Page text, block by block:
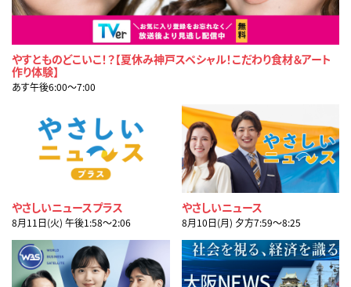
やすとものどこいこ！？【夏休み神戸スペシャル！こだわり食材＆アート
作り体験】
あす午後6:00〜7:00
やさしいニュースプラス
8月11日(火) 午後1:58〜2:06
やさしいニュース
8月10日(月) 夕方7:59〜8:25